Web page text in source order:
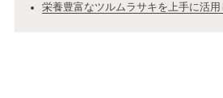
栄養豊富なツルムラサキを上手に活用